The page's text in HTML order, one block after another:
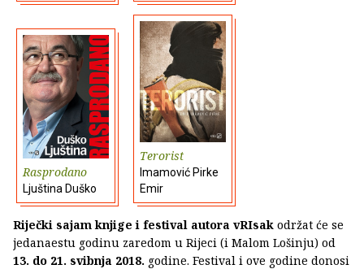
Rasprodano
Ljuština Duško
Terorist
Imamović Pirke
Emir
Riječki sajam knjige i festival autora vRIsak održat će se
jedanaestu godinu zaredom u Rijeci (i Malom Lošinju) od
13. do 21. svibnja 2018. godine. Festival i ove godine donosi